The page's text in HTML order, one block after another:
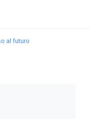
al futuro